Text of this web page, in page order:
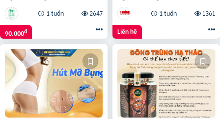
1 tuần
2647
90.000đ
1 tuần
1361
Liên hệ